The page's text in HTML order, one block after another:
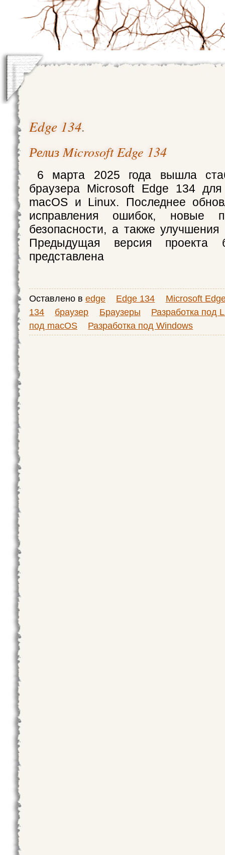
Edge 134.
Релиз Microsoft Edge 134
6 марта 2025 года вышла
браузера Microsoft Edge 134
macOS и Linux. Последнее
исправления ошибок, новые
безопасности, а также улучшения
Предыдущая версия проекта
представлена
Оставлено в edge Edge 134
Microsoft
134
браузер Браузеры
Разработка под
под macOS
Разработка под Windows